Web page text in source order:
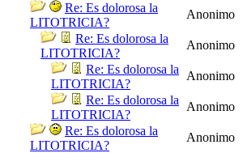
Re: Es dolorosa la
LITOTRICIA?
Anonimo
Re: Es dolorosa la
LITOTRICIA?
Anonimo
Re: Es dolorosa la
LITOTRICIA?
Anonimo
Re: Es dolorosa la
LITOTRICIA?
Anonimo
Re: Es dolorosa la
LITOTRICIA?
Anonimo